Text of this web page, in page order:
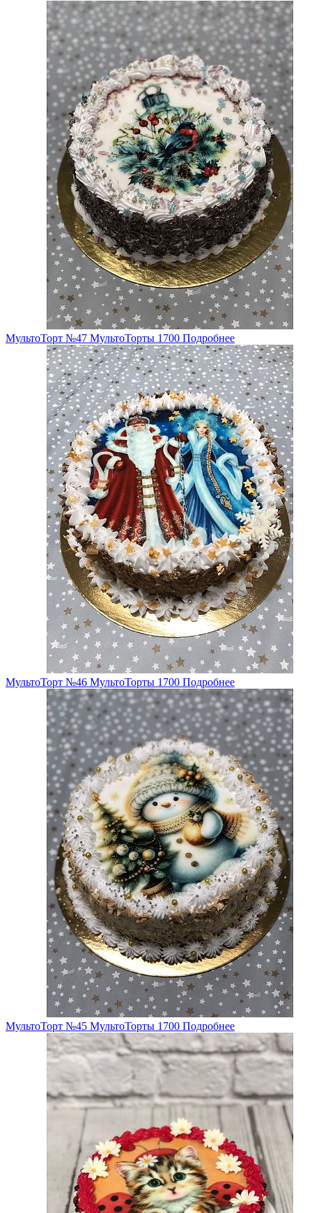
МультоТорт №47 МультоТорты 1700 Подробнее
МультоТорт №46 МультоТорты 1700 Подробнее
МультоТорт №45 МультоТорты 1700 Подробнее